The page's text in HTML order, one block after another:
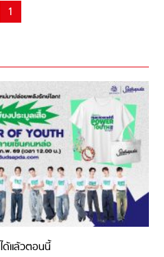
1
ด้แล้วตอนนี้